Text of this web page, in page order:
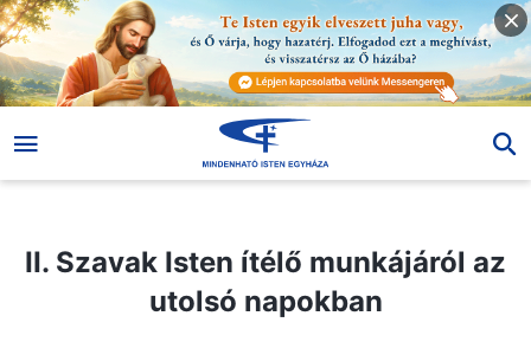
II. Szavak Isten ítélő munkájáról az utolsó napokban
II. Szavak Isten ítélő munkájáról az
utolsó napokban